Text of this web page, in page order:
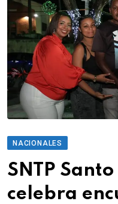
NACIONALES
SNTP
celebra